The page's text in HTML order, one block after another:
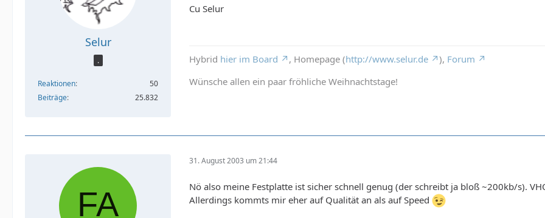
Selur
.
Reaktionen
50
Beiträge
25.832
Cu Selur
Hybrid hier im Board , Homepage (http://www.selur.de ), Forum
Wünsche allen ein paar fröhliche Weihnachtstage!
31. August 2003 um 21:44
Nö also meine Festplatte ist sicher schnell genug (der schreibt ja bloß ~200kb/s).
Allerdings kommts mir eher auf Qualität an als auf Speed